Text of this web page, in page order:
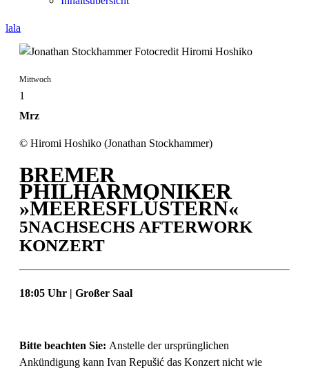
lala
Mittwoch
1
Mrz
© Hiromi Hoshiko (Jonathan Stockhammer)
BREMER
PHILHARMONIKER
»MEERESFLÜSTERN«
5NACHSECHS AFTERWORK
KONZERT
18:05 Uhr | Großer Saal
Bitte beachten Sie: Anstelle der ursprünglichen
Ankündigung kann Ivan Repušić das Konzert nicht wie